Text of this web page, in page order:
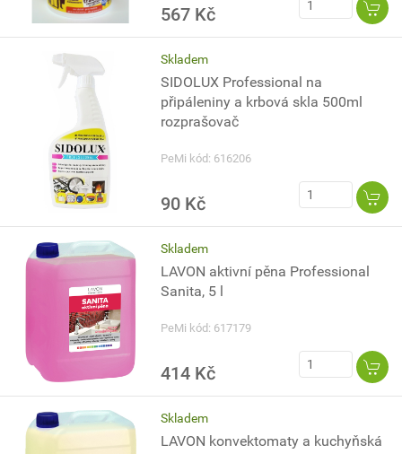
567 Kč
Skladem
SIDOLUX Professional na
připáleniny a krbová skla 500ml
rozprašovač
PeMi kód: 616206
90 Kč
Skladem
LAVON aktivní pěna Professional
Sanita, 5 l
PeMi kód: 617179
414 Kč
Skladem
LAVON konvektomaty a kuchyňská